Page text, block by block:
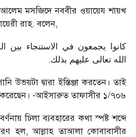
মসজিদে নববীর ওয়ায়েয শায়খ
রাহ. বলেন,
كانوا يجمعون في الاستنجاء بين
الله تعالى عليهم بذلك.
উভয়টা দ্বারা ইস্তিঞ্জা করতেন। তাই
করেছেন। -আইসারুত তাফাসীর ১/৭০৬
ঢিলা ব্যবহারের কথা স্পষ্ট শব্দে
হল, আল্লাহ তাআলা কোবাবাসীর